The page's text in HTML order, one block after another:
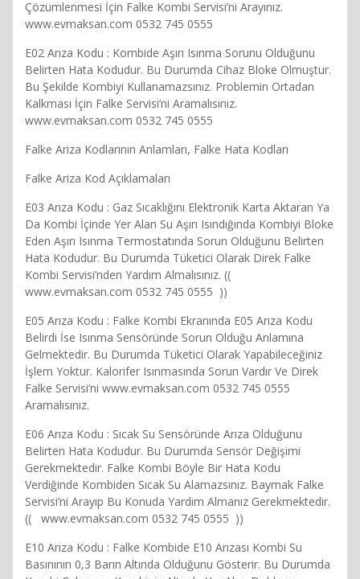
Çözümlenmesi İçin Falke Kombi Servisi’ni Arayınız.
www.evmaksan.com 0532 745 0555
E02 Arıza Kodu : Kombide Aşırı Isınma Sorunu Olduğunu
Belirten Hata Kodudur. Bu Durumda Cihaz Bloke Olmuştur.
Bu Şekilde Kombiyi Kullanamazsınız. Problemin Ortadan
Kalkması İçin Falke Servisi’ni Aramalısınız.
www.evmaksan.com 0532 745 0555
Falke Ariza Kodlarının Anlamları, Falke Hata Kodları
Falke Ariza Kod Açıklamaları
E03 Arıza Kodu : Gaz Sıcaklığını Elektronik Karta Aktaran Ya
Da Kombi İçinde Yer Alan Su Aşırı Isındığında Kombiyi Bloke
Eden Aşırı Isınma Termostatında Sorun Olduğunu Belirten
Hata Kodudur. Bu Durumda Tüketici Olarak Direk Falke
Kombi Servisi’nden Yardım Almalısınız. ((
www.evmaksan.com 0532 745 0555 ))
E05 Arıza Kodu : Falke Kombi Ekranında E05 Arıza Kodu
Belirdi İse Isınma Sensöründe Sorun Olduğu Anlamına
Gelmektedir. Bu Durumda Tüketici Olarak Yapabileceğiniz
İşlem Yoktur. Kalorifer Isınmasında Sorun Vardır Ve Direk
Falke Servisi’ni www.evmaksan.com 0532 745 0555
Aramalısınız.
E06 Arıza Kodu : Sıcak Su Sensöründe Arıza Olduğunu
Belirten Hata Kodudur. Bu Durumda Sensör Değişimi
Gerekmektedir. Falke Kombi Böyle Bir Hata Kodu
Verdiğinde Kombiden Sıcak Su Alamazsınız. Baymak Falke
Servisi’ni Arayıp Bu Konuda Yardım Almanız Gerekmektedir.
(( www.evmaksan.com 0532 745 0555 ))
E10 Arıza Kodu : Falke Kombide E10 Arızası Kombi Su
Basınının 0,3 Barın Altında Olduğunu Gösterir. Bu Durumda